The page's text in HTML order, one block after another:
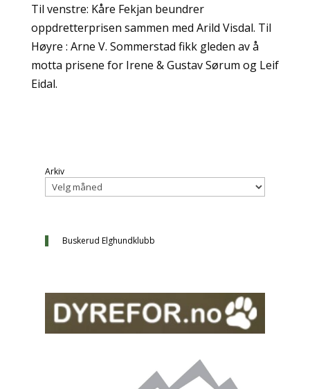
Til venstre: Kåre Fekjan beundrer
oppdretterprisen sammen med Arild Visdal. Til
Høyre : Arne V. Sommerstad fikk gleden av å
motta prisene for Irene & Gustav Sørum og Leif
Eidal.
Arkiv
Buskerud Elghundklubb